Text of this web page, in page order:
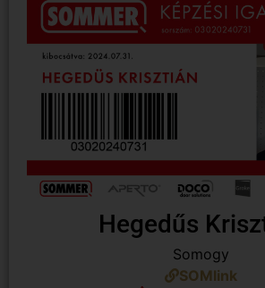
Hegedűs
Somogy
SOMlink